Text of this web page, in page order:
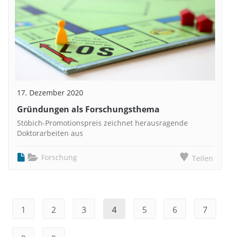
17. Dezember 2020
Gründungen als Forschungsthema
Stöbich-Promotionspreis zeichnet herausragende
Doktorarbeiten aus
Forschung Teilen
1 2 3 4 5 6 7